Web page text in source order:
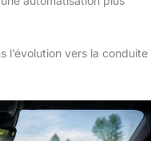
l’évolution vers la conduite